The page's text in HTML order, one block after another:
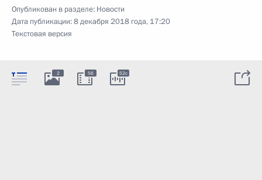
Опубликован в разделе: Новости
Дата публикации:8 декабря 2018 года, 17:20
Текстовая версия
2 56 52c